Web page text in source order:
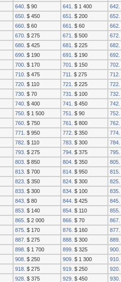
640. $ 90 641. $ 1 400 642.
650. $ 450 651. $ 200 652.
660. $ 60 661. $ 60 662.
670. $ 275 671. $ 500 672.
680. $ 425 681. $ 225 682.
690. $ 190 691. $ 190 692.
700. $ 170 701. $ 150 702.
710. $ 475 711. $ 275 712.
720. $ 110 721. $ 225 722.
730. $ 70 731. $ 100 732.
740. $ 400 741. $ 450 742.
750. $ 1 500 751. $ 90 752.
760. $ 750 761. $ 800 762.
771. $ 950 772. $ 350 774.
782. $ 110 783. $ 300 784.
793. $ 275 794. $ 375 795.
803. $ 850 804. $ 350 805.
813. $ 700 814. $ 950 815.
823. $ 350 824. $ 300 825.
833. $ 300 834. $ 100 835.
843. $ 80 844. $ 425 845.
853. $ 140 854. $ 110 855.
865. $ 2 000 866. $ 70 867.
875. $ 170 876. $ 160 877.
887. $ 275 888. $ 300 889.
898. $ 1 700 899. $ 325 900.
908. $ 250 909. $ 1 300 910.
918. $ 275 919. $ 250 920.
928. $ 375 929. $ 450 930.